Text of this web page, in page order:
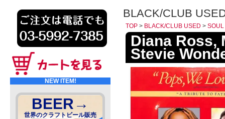
NEW ITEM!
BEER→
世界のクラフトビール販売
BLACK/CLUB
TOP > BLACK/CLUB USED > SOUL
Diana Ross,
Stevie